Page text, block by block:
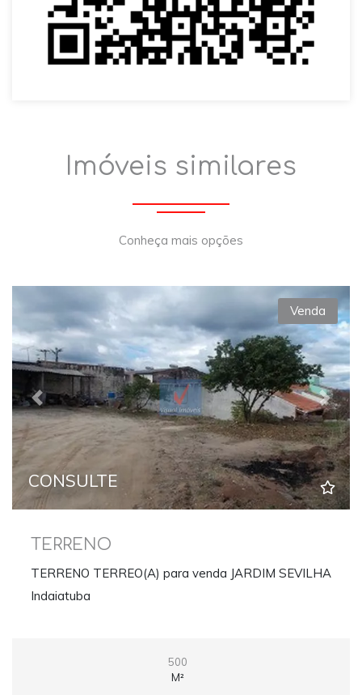
Imóveis similares
Conheça mais opções
Previous Next
Venda
CONSULTE
TERRENO
TERRENO TERREO(A) para venda JARDIM SEVILHA
Indaiatuba
500
M²